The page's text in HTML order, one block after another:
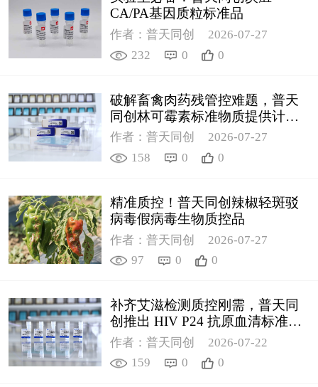
CA/PA基因质粒标准品
作者：普天同创
2026-07-27
232
0 0
破解畜禽肉药残管控难题，普天
同创林可霉素标准物质提供计量
支撑
作者：普天同创
2026-07-27
158
0 0
精准质控！普天同创辣椒轻斑驳
病毒假病毒生物质控品
作者：普天同创
2026-07-27
97
0 0
补齐艾滋检测质控刚需，普天同
创推出 HIV P24 抗原血清标准物
质
作者：普天同创
2026-07-22
159
0 0